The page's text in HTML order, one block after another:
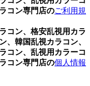
コン専門店のご利用規
コン、格安乱視用カラ
、韓国乱視カラコン、
コン、乱視用カラーコ
コン専門店の個人情報